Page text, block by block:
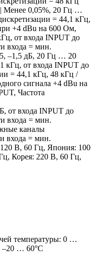
Менее 0,05%, 20 Гц …
= 44,1 кГц,
+4 dBu на 600 Ом,
от входа INPUT до
входа = мин.
–1,5 дБ, 20 Гц … 20
кГц, от входа INPUT до
= 44,1 кГц, 48 кГц /
сигнала +4 dBu на
Частота
от входа INPUT до
входа = мин.
каналы
входа = мин.
В, 60 Гц, Япония: 100
Корея: 220 В, 60 Гц,
температуры: 0 …
–20 … 60°C